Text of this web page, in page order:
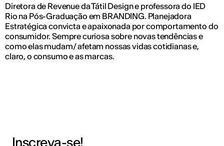
Diretora de Revenue da Tátil Design e professora do IED
Rio na Pós-Graduação em BRANDING. Planejadora
Estratégica convicta e apaixonada por comportamento do
consumidor. Sempre curiosa sobre novas tendências e
como elas mudam/ afetam nossas vidas cotidianas e,
claro, o consumo e as marcas.
Inscreva-se!